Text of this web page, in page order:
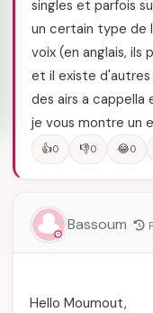
singles et parfois
un certain type de
voix (en anglais, ils
et il existe
des airs a cappella
je vous montre un
👍0 👎0 😂0
Bassoum
Hello Moumout,